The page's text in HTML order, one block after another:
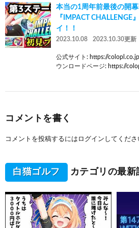
本当の1周年前最後の開
『IMPACT CHALLENGE
イ！！
2023.10.08 2023.10.30更新
公式サイト: https://
ウンロードページ: https://
コメントを書く
コメントを投稿するには ログイン してくださ
白猫ゴルフ カテゴリの最新